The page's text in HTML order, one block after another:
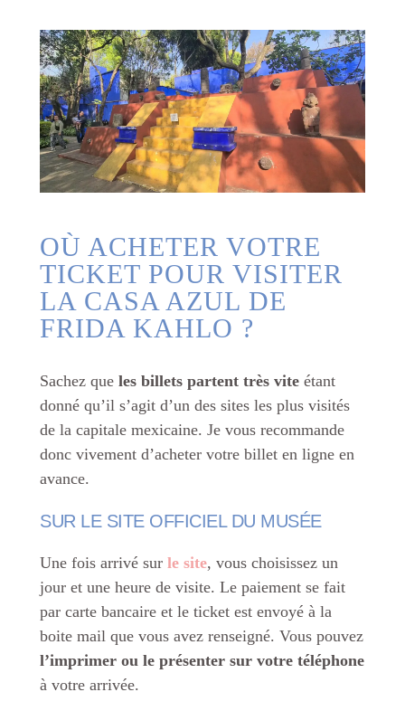
OÙ ACHETER VOTRE
TICKET POUR VISITER
LA CASA AZUL DE
FRIDA KAHLO ?
Sachez que les billets partent très vite étant
donné qu’il s’agit d’un des sites les plus visités
de la capitale mexicaine. Je vous recommande
donc vivement d’acheter votre billet en ligne en
avance.
SUR LE SITE OFFICIEL DU MUSÉE
Une fois arrivé sur le site, vous choisissez un
jour et une heure de visite. Le paiement se fait
par carte bancaire et le ticket est envoyé à la
boite mail que vous avez renseigné. Vous pouvez
l’imprimer ou le présenter sur votre téléphone
à votre arrivée.